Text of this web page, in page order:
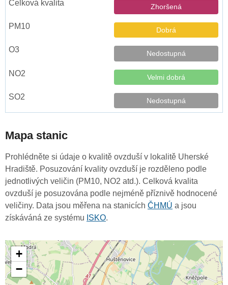
Zhoršená
Dobrá
Nedostupná
Velmi dobrá
Nedostupná
Mapa stanic
Prohlédněte si údaje o kvalitě ovzduší v lokalitě Uherské
Hradiště. Posuzování kvality ovzduší je rozděleno podle
jednotlivých veličin (PM10, NO2 atd.). Celková kvalita
ovzduší je posuzována podle nejméně příznivě hodnocené
veličiny. Data jsou měřena na stanicích ČHMÚ a jsou
získáváná ze systému ISKO.
+
−